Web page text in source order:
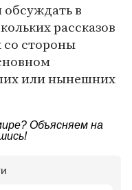
в
рассказов
со стороны
или нынешних
Объясняем на